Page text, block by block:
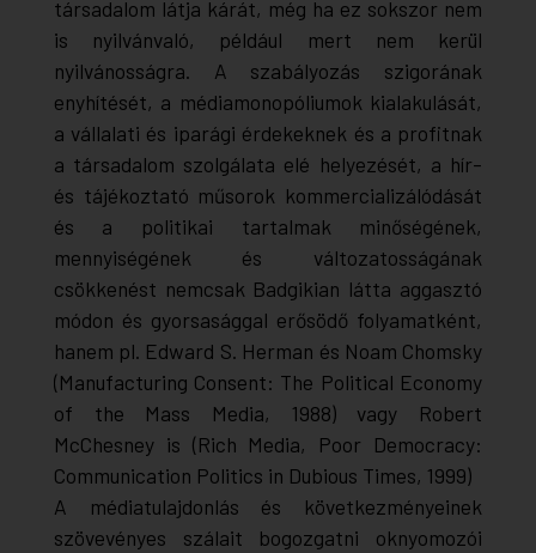
társadalom látja kárát, még ha ez sokszor nem
is nyilvánvaló, például mert nem kerül
nyilvánosságra. A szabályozás szigorának
enyhítését, a médiamonopóliumok kialakulását,
a vállalati és iparági érdekeknek és a profitnak
a társadalom szolgálata elé helyezését, a hír-
és tájékoztató műsorok kommercializálódását
és a politikai tartalmak minőségének,
mennyiségének és változatosságának
csökkenést nemcsak Badgikian látta aggasztó
módon és gyorsasággal erősödő folyamatként,
hanem pl. Edward S. Herman és Noam Chomsky
(Manufacturing Consent: The Political Economy
of the Mass Media, 1988) vagy Robert
McChesney is (Rich Media, Poor Democracy:
Communication Politics in Dubious Times, 1999)
A médiatulajdonlás és következményeinek
szövevényes szálait bogozgatni oknyomozói